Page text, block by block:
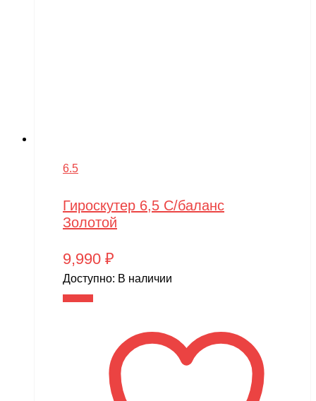
6.5
Гироскутер 6,5 С/баланс
Золотой
9,990 ₽
Доступно: В наличии